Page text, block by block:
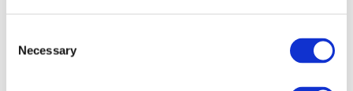
Selection
Necessary
Deine Daten sind bei uns